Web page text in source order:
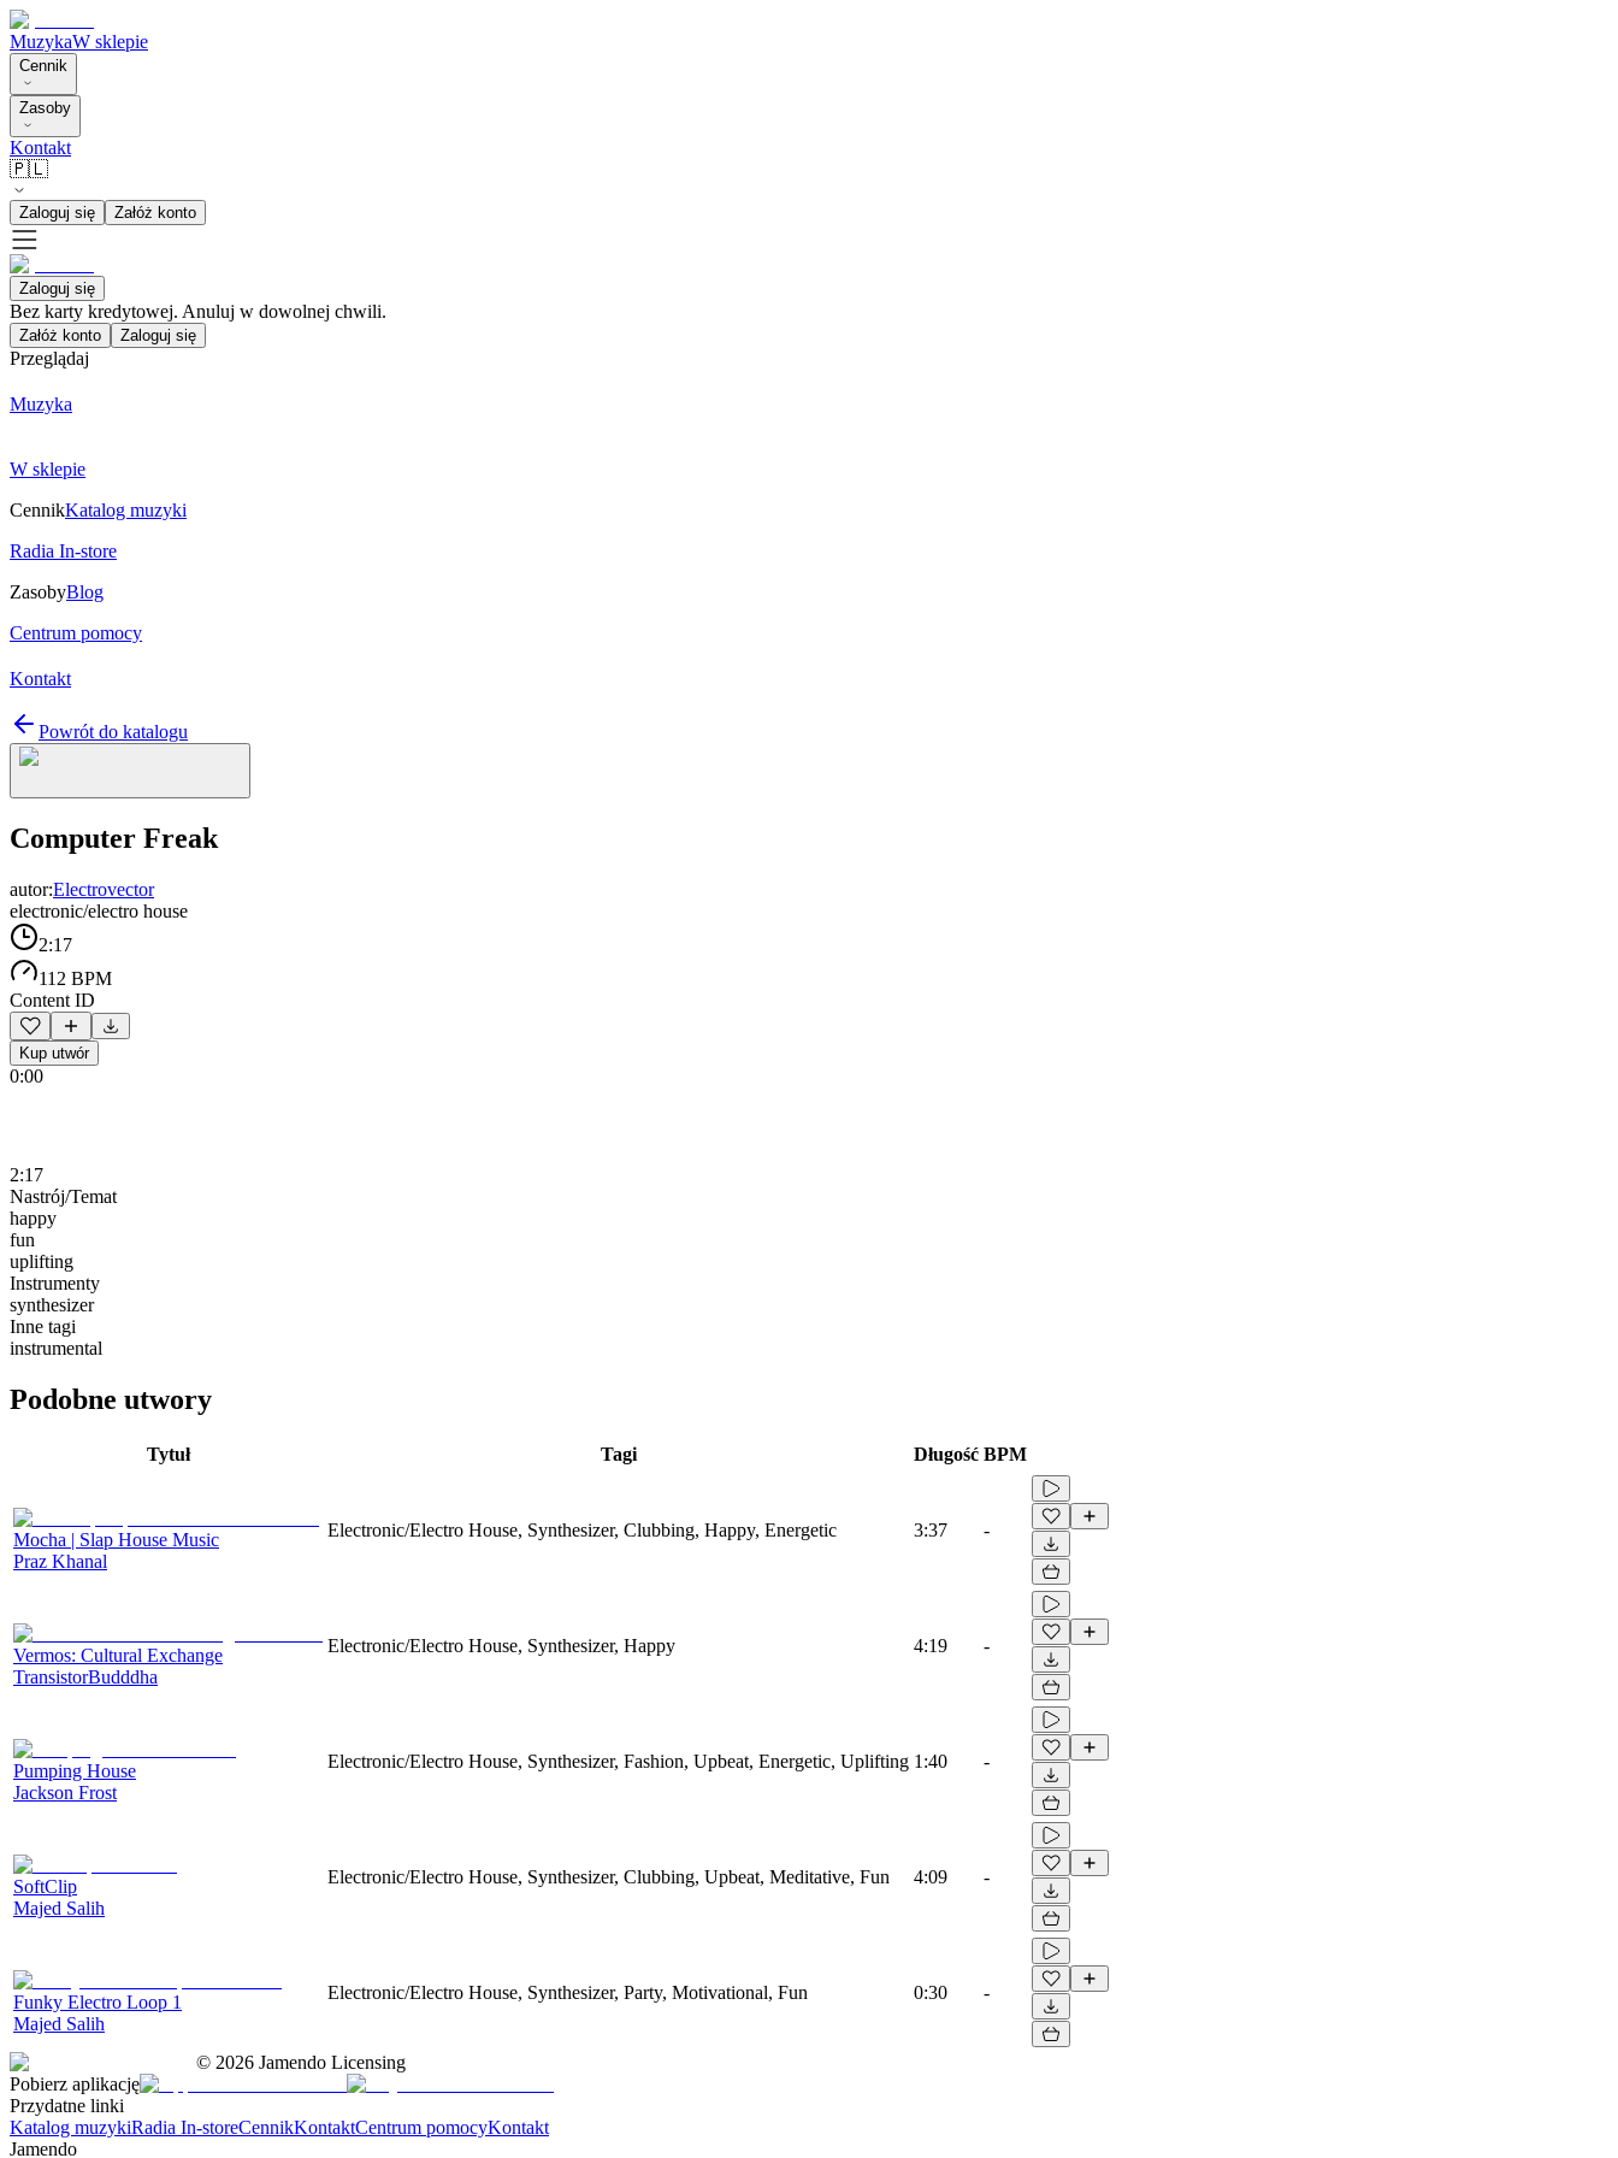
MuzykaW sklepie
Cennik
Zasoby
Kontakt
🇵🇱
Zaloguj się Załóż konto
Zaloguj się
Bez karty kredytowej. Anuluj w dowolnej chwili.
Załóż konto Zaloguj się
Przeglądaj
Muzyka
W sklepie
CennikKatalog muzyki
Radia In-store
ZasobyBlog
Centrum pomocy
Kontakt
Powrót do katalogu
Computer Freak
autor:Electrovector
electronic/electro house
2:17
112 BPM
Content ID
Kup utwór
0:00
2:17
Nastrój/Temat
happy
fun
uplifting
Instrumenty
synthesizer
Inne tagi
instrumental
Podobne utwory
Tytuł Tagi Długość BPM
Mocha | Slap House Music
Praz Khanal
Electronic/Electro House, Synthesizer, Clubbing, Happy, Energetic 3:37 -
Vermos: Сultural Exchange
TransistorBudddha
Electronic/Electro House, Synthesizer, Happy 4:19 -
Pumping House
Jackson Frost
Electronic/Electro House, Synthesizer, Fashion, Upbeat, Energetic, Uplifting 1:40 -
SoftClip
Majed Salih
Electronic/Electro House, Synthesizer, Clubbing, Upbeat, Meditative, Fun 4:09 -
Funky Electro Loop 1
Majed Salih
Electronic/Electro House, Synthesizer, Party, Motivational, Fun 0:30 -
© 2026 Jamendo Licensing
Pobierz aplikację
Przydatne linki
Katalog muzykiRadia In-storeCennikKontaktCentrum pomocyKontakt
Jamendo